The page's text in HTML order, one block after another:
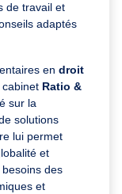
de travail et
adaptés
en droit
cabinet Ratio &
sur la
solutions
lui permet
et
des
et